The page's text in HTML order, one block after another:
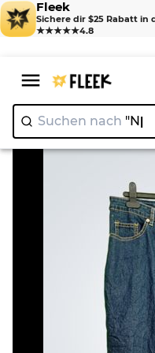
Fleek
Sichere dir $25 Rabatt in
★★★★★4.8
Suchen nach
Home > Jean > JP